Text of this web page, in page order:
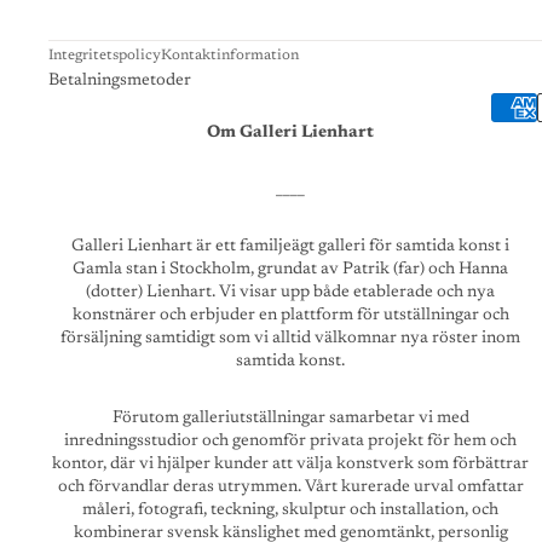
IntegritetspolicyKontaktinformation
Betalningsmetoder
Om Galleri Lienhart
Galleri Lienhart är ett familjeägt galleri för samtida konst i
Gamla stan i Stockholm, grundat av Patrik (far) och Hanna
(dotter) Lienhart. Vi visar upp både etablerade och nya
konstnärer och erbjuder en plattform för utställningar och
försäljning samtidigt som vi alltid välkomnar nya röster inom
samtida konst.
Förutom galleriutställningar samarbetar vi med
inredningsstudior och genomför privata projekt för hem och
kontor, där vi hjälper kunder att välja konstverk som förbättrar
och förvandlar deras utrymmen. Vårt kurerade urval omfattar
måleri, fotografi, teckning, skulptur och installation, och
kombinerar svensk känslighet med genomtänkt, personlig